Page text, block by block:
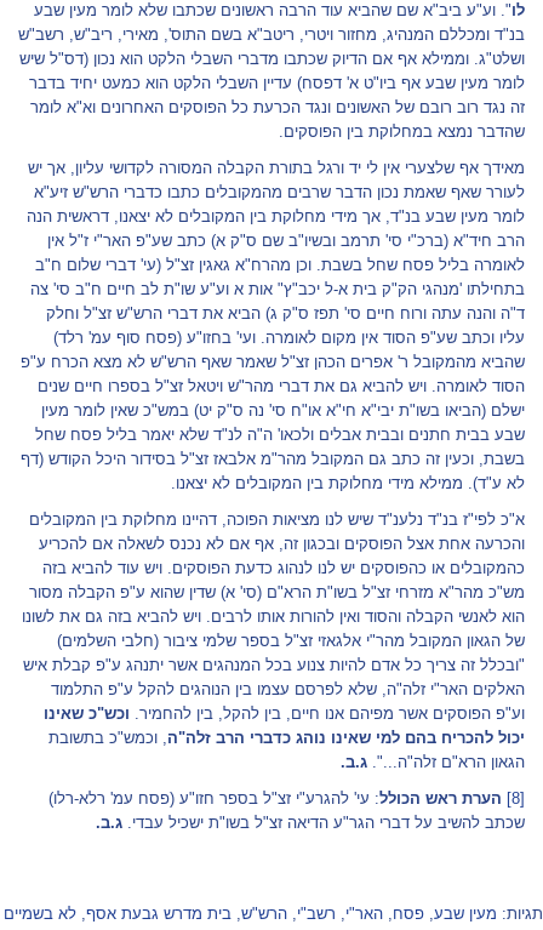
לו". וע"ע ביב"א שם שהביא עוד הרבה ראשונים שכתבו שלא לומר מעין שבע
בנ"ד ומכללם המנהיג, מחזור ויטרי, ריטב"א בשם התוס', מאירי, ריב"ש, רשב"ש
ושלט"ג. וממילא אף אם הדיוק שכתבו מדברי השבלי הלקט הוא נכון (דס"ל שיש
לומר מעין שבע אף ביו"ט א' דפסח) עדיין השבלי הלקט הוא כמעט יחיד בדבר
זה נגד רוב רובם של האשונים ונגד הכרעת כל הפוסקים האחרונים וא"א לומר
שהדבר נמצא במחלוקת בין הפוסקים.
מאידך אף שלצערי אין לי יד ורגל בתורת הקבלה המסורה לקדושי עליון, אך יש
לעורר שאף שאמת נכון הדבר שרבים מהמקובלים כתבו כדברי הרש"ש זיע"א
לומר מעין שבע בנ"ד, אך מידי מחלוקת בין המקובלים לא יצאנו, דראשית הנה
הרב חיד"א (ברכ"י סי' תרמב ובשיו"ב שם ס"ק א) כתב שע"פ האר"י ז"ל אין
לאומרה בליל פסח שחל בשבת. וכן מהרח"א גאגין זצ"ל (עי' דברי שלום ח"ב
בתחילתו 'מנהגי הק"ק בית א-ל יכב"ץ" אות א וע"ע שו"ת לב חיים ח"ב סי' צה
ד"ה והנה עתה ורוח חיים סי' תפז ס"ק ג) הביא את דברי הרש"ש זצ"ל וחלק
עליו וכתב שע"פ הסוד אין מקום לאומרה. ועי' בחזו"ע (פסח סוף עמ' רלד)
שהביא מהמקובל ר' אפרים הכהן זצ"ל שאמר שאף הרש"ש לא מצא הכרח ע"פ
הסוד לאומרה. ויש להביא גם את דברי מהר"ש ויטאל זצ"ל בספרו חיים שנים
ישלם (הביאו בשו"ת יבי"א חי"א או"ח סי' נה ס"ק יט) במש"כ שאין לומר מעין
שבע בבית חתנים ובבית אבלים ולכאו' ה"ה לנ"ד שלא יאמר בליל פסח שחל
בשבת, וכעין זה כתב גם המקובל מהר"מ אלבאז זצ"ל בסידור היכל הקודש (דף
לא ע"ד). ממילא מידי מחלוקת בין המקובלים לא יצאנו.
א"כ לפי"ז בנ"ד נלענ"ד שיש לנו מציאות הפוכה, דהיינו מחלוקת בין המקובלים
והכרעה אחת אצל הפוסקים ובכגון זה, אף אם לא נכנס לשאלה אם להכריע
כהמקובלים או כהפוסקים יש לנו לנהוג כדעת הפוסקים. ויש עוד להביא בזה
מש"כ מהר"א מזרחי זצ"ל בשו"ת הרא"ם (סי' א) שדין שהוא ע"פ הקבלה מסור
הוא לאנשי הקבלה והסוד ואין להורות אותו לרבים. ויש להביא בזה גם את לשונו
של הגאון המקובל מהר"י אלגאזי זצ"ל בספר שלמי ציבור (חלבי השלמים)
"ובכלל זה צריך כל אדם להיות צנוע בכל המנהגים אשר יתנהג ע"פ קבלת איש
האלקים האר"י זלה"ה, שלא לפרסם עצמו בין הנוהגים להקל ע"פ התלמוד
וע"פ הפוסקים אשר מפיהם אנו חיים, בין להקל, בין להחמיר. וכש"כ שאינו
יכול להכריח בהם למי שאינו נוהג כדברי הרב זלה"ה, וכמש"כ בתשובת
הגאון הרא"ם זלה"ה...". ג.ב.
[8]
הערת ראש הכולל: עי' להגרע"י זצ"ל בספר חזו"ע (פסח עמ' רלא-רלו)
שכתב להשיב על דברי הגר"ע הדיאה זצ"ל בשו"ת ישכיל עבדי. ג.ב.
תגיות: מעין שבע, פסח, האר"י, רשב"י, הרש"ש, בית מדרש גבעת אסף, לא בשמיים